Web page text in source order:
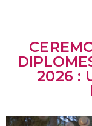
2026 :